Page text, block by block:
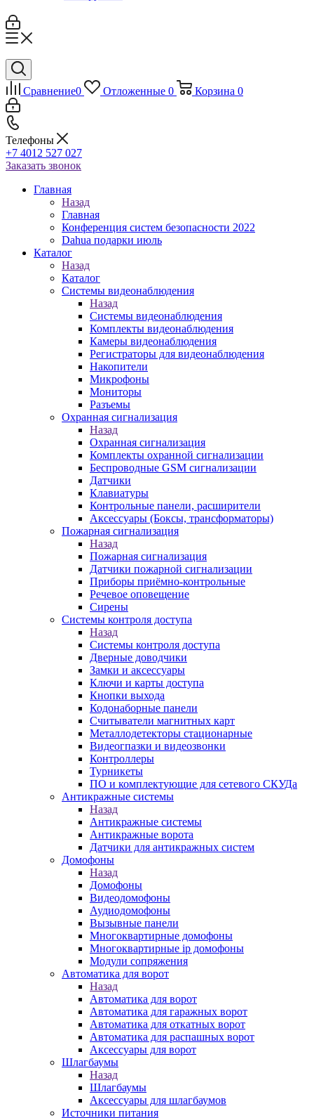
Сравнение0 Отложенные 0 Корзина 0
Телефоны
+7 4012 527 027
Заказать звонок
Главная
Назад
Главная
Конференция систем безопасности 2022
Dahua подарки июль
Каталог
Назад
Каталог
Системы видеонаблюдения
Назад
Системы видеонаблюдения
Комплекты видеонаблюдения
Камеры видеонаблюдения
Регистраторы для видеонаблюдения
Накопители
Микрофоны
Мониторы
Разъемы
Охранная сигнализация
Назад
Охранная сигнализация
Комплекты охранной сигнализации
Беспроводные GSM сигнализации
Датчики
Клавиатуры
Контрольные панели, расширители
Аксессуары (Боксы, трансформаторы)
Пожарная сигнализация
Назад
Пожарная сигнализация
Датчики пожарной сигнализации
Приборы приёмно-контрольные
Речевое оповещение
Сирены
Системы контроля доступа
Назад
Системы контроля доступа
Дверные доводчики
Замки и аксессуары
Ключи и карты доступа
Кнопки выхода
Кодонаборные панели
Считыватели магнитных карт
Металлодетекторы стационарные
Видеогпазки и видеозвонки
Контроллеры
Турникеты
ПО и комплектующие для сетевого СКУДа
Антикражные системы
Назад
Антикражные системы
Антикражные ворота
Датчики для антикражных систем
Домофоны
Назад
Домофоны
Видеодомофоны
Аудиодомофоны
Вызывные панели
Многоквартирные домофоны
Многоквартирные ip домофоны
Модули сопряжения
Автоматика для ворот
Назад
Автоматика для ворот
Автоматика для гаражных ворот
Автоматика для откатных ворот
Автоматика для распашных ворот
Аксессуары для ворот
Шлагбаумы
Назад
Шлагбаумы
Аксессуары для шлагбаумов
Источники питания